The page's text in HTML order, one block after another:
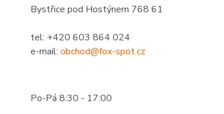
Bystřice pod Hostýnem 768 61
tel: +420 603 864 024
e-mail: obchod@fox-spot.cz
Po-Pá 8:30 - 17:00